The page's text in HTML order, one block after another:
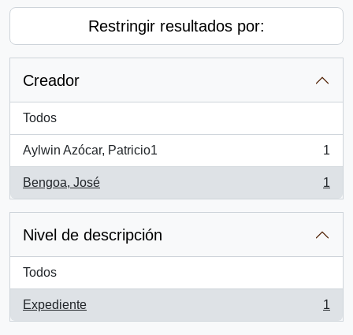
Restringir resultados por:
Creador
Todos
Aylwin Azócar, Patricio1
, 1 resultados
1
Bengoa, José
, 1 resultados
1
Nivel de descripción
Todos
Expediente
, 1 resultados
1